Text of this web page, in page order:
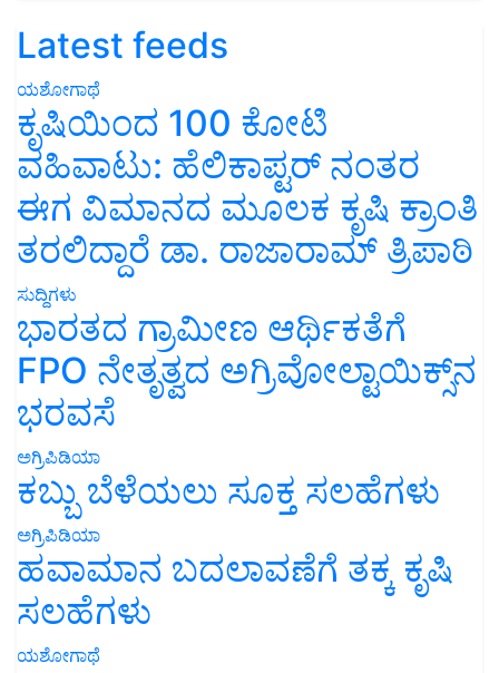
Latest feeds
ಯಶೋಗಾಥೆ
ಕೃಷಿಯಿಂದ 100 ಕೋಟಿ
ವಹಿವಾಟು: ಹೆಲಿಕಾಪ್ಟರ್ ನಂತರ
ಈಗ ವಿಮಾನದ ಮೂಲಕ ಕೃಷಿ ಕ್ರಾಂತಿ
ತರಲಿದ್ದಾರೆ ಡಾ. ರಾಜಾರಾಮ್ ತ್ರಿಪಾಠಿ
ಸುದ್ದಿಗಳು
ಭಾರತದ ಗ್ರಾಮೀಣ ಆರ್ಥಿಕತೆಗೆ
FPO ನೇತೃತ್ವದ ಅಗ್ರಿವೋಲ್ಟಾಯಿಕ್ಸ್‌ನ
ಭರವಸೆ
ಅಗ್ರಿಪಿಡಿಯಾ
ಕಬ್ಬು ಬೆಳೆಯಲು ಸೂಕ್ತ ಸಲಹೆಗಳು
ಅಗ್ರಿಪಿಡಿಯಾ
ಹವಾಮಾನ ಬದಲಾವಣೆಗೆ ತಕ್ಕ ಕೃಷಿ
ಸಲಹೆಗಳು
ಯಶೋಗಾಥೆ